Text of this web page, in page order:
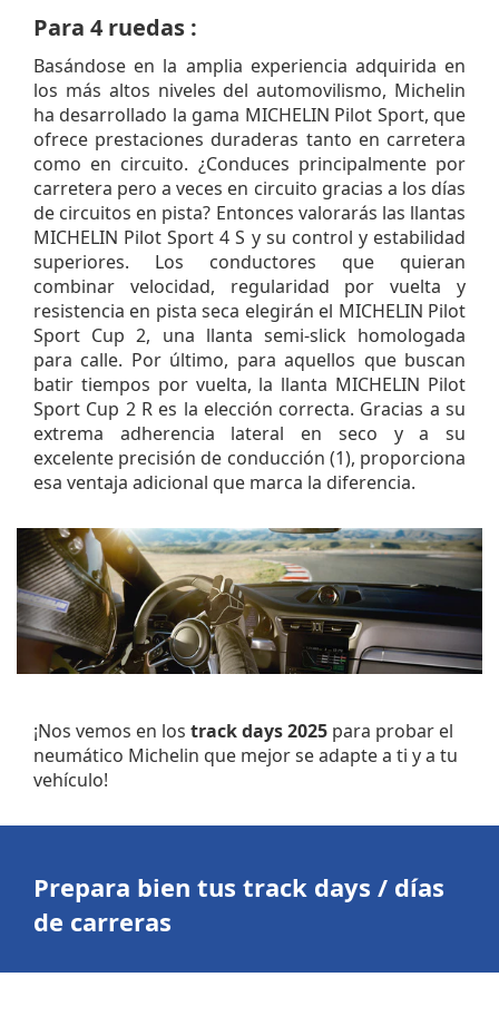
Para 4 ruedas :
Basándose en la amplia experiencia adquirida en
los más altos niveles del automovilismo, Michelin
ha desarrollado la gama MICHELIN Pilot Sport, que
ofrece prestaciones duraderas tanto en carretera
como en circuito. ¿Conduces principalmente por
carretera pero a veces en circuito gracias a los días
de circuitos en pista? Entonces valorarás las llantas
MICHELIN Pilot Sport 4 S y su control y estabilidad
superiores. Los conductores que quieran
combinar velocidad, regularidad por vuelta y
resistencia en pista seca elegirán el MICHELIN Pilot
Sport Cup 2, una llanta semi-slick homologada
para calle. Por último, para aquellos que buscan
batir tiempos por vuelta, la llanta MICHELIN Pilot
Sport Cup 2 R es la elección correcta. Gracias a su
extrema adherencia lateral en seco y a su
excelente precisión de conducción (1), proporciona
esa ventaja adicional que marca la diferencia.
¡Nos vemos en los track days 2025 para probar el
neumático Michelin que mejor se adapte a ti y a tu
vehículo!
Prepara bien tus track days / días
de carreras